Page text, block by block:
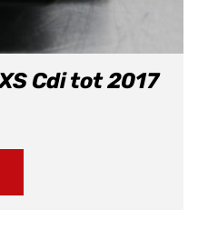
Cdi tot 2017